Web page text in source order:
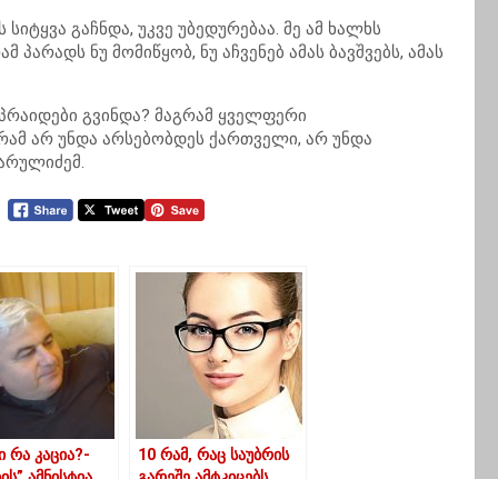
გაჩნდა, უკვე უბედურებაა. მე ამ ხალხს
ნუ მომიწყობ, ნუ აჩვენებ ამას ბავშვებს, ამას
გვინდა? მაგრამ ყველფერი
არ უნდა არსებობდეს ქართველი, არ უნდა
რა კაცია?-
10 რამ, რაც საუბრის